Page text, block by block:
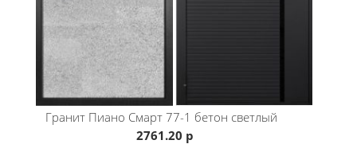
Гранит Пиано Смарт 77-1 бетон светлый
2761.20 р